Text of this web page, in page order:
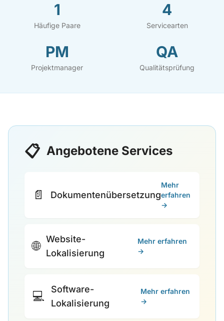
1
Häufige Paare
4
Servicearten
PM
Projektmanager
QA
Qualitätsprüfung
📋 Angebotene Services
📄 Dokumentenübersetzung
Mehr
erfahren
→
🌐 Website-
Lokalisierung
Mehr erfahren
→
💻
Software-
Lokalisierung
Mehr erfahren
→